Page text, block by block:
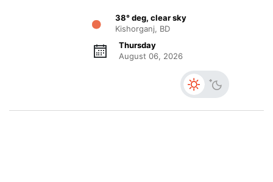
38° deg, clear sky
Kishorganj, BD
Thursday
August 06, 2026